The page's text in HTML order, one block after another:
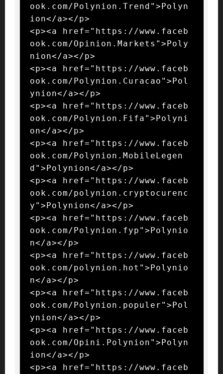
ook.com/Polynion.Trend">Polyn
ion</a></p>
<p><a href="https://www.faceb
ook.com/Opinion.Markets">Poly
nion</a></p>
<p><a href="https://www.faceb
ook.com/Polynion.Curacao">Pol
ynion</a></p>
<p><a href="https://www.faceb
ook.com/Polynion.Fifa">Polyni
on</a></p>
<p><a href="https://www.faceb
ook.com/Polynion.MobileLegen
d">Polynion</a></p>
<p><a href="https://www.faceb
ook.com/polynion.cryptocurenc
y">Polynion</a></p>
<p><a href="https://www.faceb
ook.com/Polynion.fyp">Polynio
n</a></p>
<p><a href="https://www.faceb
ook.com/polynion.hot">Polynio
n</a></p>
<p><a href="https://www.faceb
ook.com/Polynion.populer">Pol
ynion</a></p>
<p><a href="https://www.faceb
ook.com/Opini.Polynion">Polyn
ion</a></p>
<p><a href="https://www.faceb